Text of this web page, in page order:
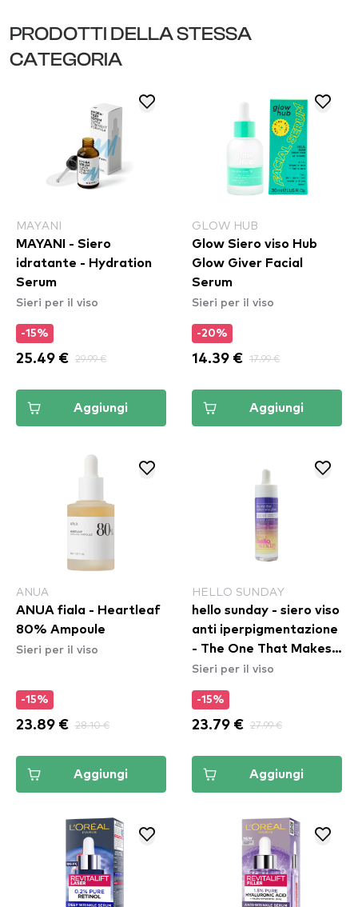
PRODOTTI DELLA STESSA
CATEGORIA
MAYANI
MAYANI - Siero
idratante - Hydration
Serum
Sieri per il viso
-15%
25.49 € 29.99 €
Aggiungi
GLOW HUB
Glow Siero viso Hub
Glow Giver Facial
Serum
Sieri per il viso
-20%
14.39 € 17.99 €
Aggiungi
ANUA
ANUA fiala - Heartleaf
80% Ampoule
Sieri per il viso
-15%
23.89 € 28.10 €
Aggiungi
HELLO SUNDAY
hello sunday - siero viso
anti iperpigmentazione
- The One That Makes
You Glow (SPF40)
Sieri per il viso
-15%
23.79 € 27.99 €
Aggiungi